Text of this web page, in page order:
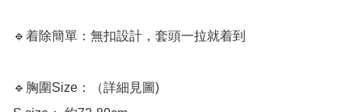
🔹着除簡單：無扣設計，套頭一拉就着到
🔹胸圍Size：（詳細見圖)